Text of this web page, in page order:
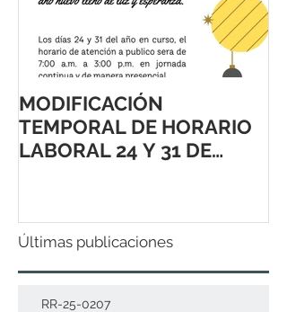
MODIFICACIÓN
TEMPORAL DE HORARIO
LABORAL 24 Y 31 DE
Últimas publicaciones
RR-25-0207